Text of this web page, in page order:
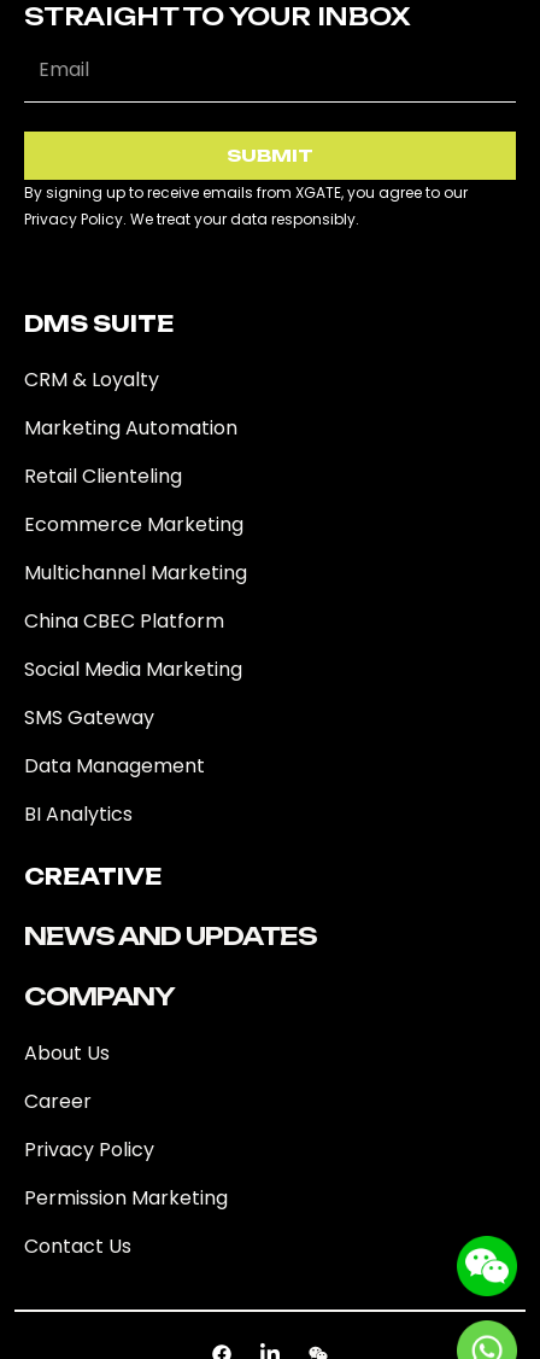
STRAIGHT TO YOUR INBOX
SUBMIT
By signing up to receive emails from XGATE, you agree to our
Privacy Policy. We treat your data responsibly.
DMS SUITE​
CRM & Loyalty
Marketing Automation
Retail Clienteling
Ecommerce Marketing
Multichannel Marketing
China CBEC Platform
Social Media Marketing
SMS Gateway
Data Management
BI Analytics
CREATIVE
NEWS AND UPDATES
COMPANY
About Us
Career
Privacy Policy
Permission Marketing
Contact Us